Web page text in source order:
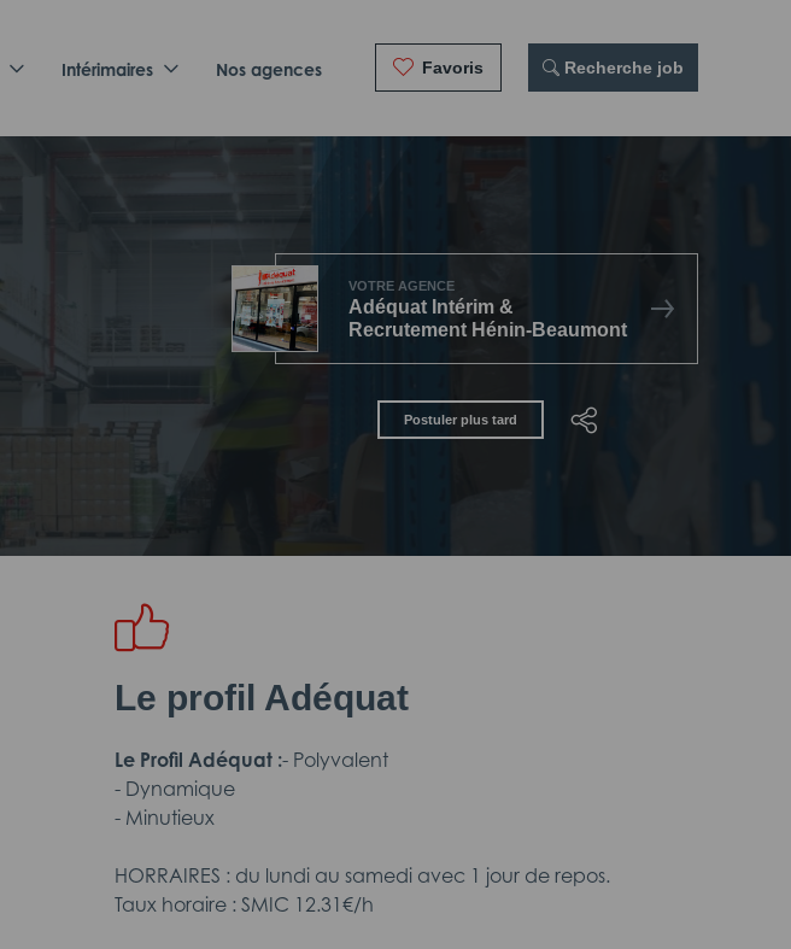
Intérimaires Nos agences Favoris Recherche job
VOTRE AGENCE
Adéquat Intérim &
Recrutement Hénin-Beaumont
Postuler plus tard
Le profil Adéquat
Le Profil Adéquat :- Polyvalent
- Dynamique
- Minutieux
HORRAIRES : du lundi au samedi avec 1 jour de repos.
Taux horaire : SMIC 12.31€/h